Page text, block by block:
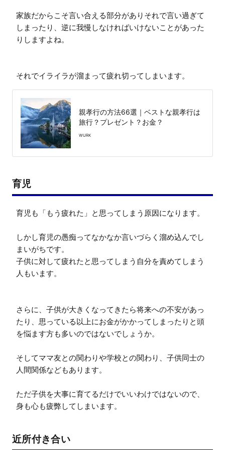
家族だからこそ言い合える部分がありそれで言い過ぎて
しまったり、逆に我慢しなければいけないことがあった
りしますよね。
それでイライラが溜まって疲れ切ってしまいます。
親孝行の方法66選｜ベストな親孝行は
旅行？プレゼント？お金？
WURK
育児
育児も「もう疲れた」と思ってしまう原因になります。
しかし育児の愚痴ってなかなか言いづらく溜め込んでし
まいがちです。
子供に対して疲れたと思ってしまう自分を責めてしまう
人もいます。
さらに、子供が大きくなってきたら将来への不安があっ
たり、思っている以上にお金がかかってしまったりと頭
を悩ます方も多いのではないでしょうか。
そしてママ友との関わりや学校との関わり、子供同士の
人間関係などもあります。
ただ子供を大事に育てるだけでいいわけではないので、
近所付き合い